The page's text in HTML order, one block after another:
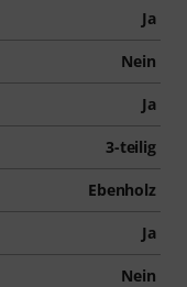
Ja
Nein
Ja
3-teilig
Ebenholz
Ja
Nein